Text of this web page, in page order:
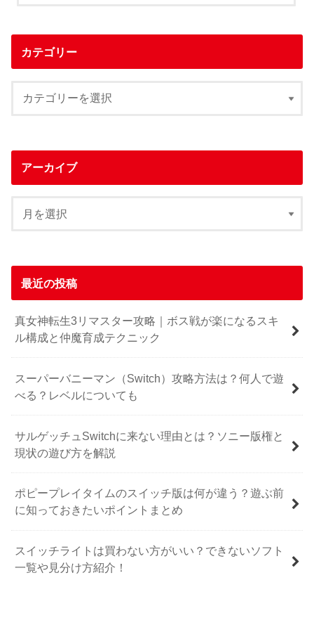
カテゴリー
アーカイブ
最近の投稿
真女神転生3リマスター攻略｜ボス戦が楽になるスキ
ル構成と仲魔育成テクニック
スーパーバニーマン（Switch）攻略方法は？何人で遊
べる？レベルについても
サルゲッチュSwitchに来ない理由とは？ソニー版権と
現状の遊び方を解説
ポピープレイタイムのスイッチ版は何が違う？遊ぶ前
に知っておきたいポイントまとめ
スイッチライトは買わない方がいい？できないソフト
一覧や見分け方紹介！